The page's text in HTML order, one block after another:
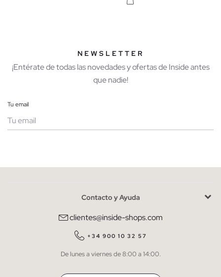
NEWSLETTER
¡Entérate de todas las novedades y ofertas de Inside antes
que nadie!
Tu email
He leído y entiendo lapolítica de privacidad
QUIERO SUSCRIBIRME
* Puedes cancelar la suscripción en cualquier momento.
Contacto y Ayuda
clientes@inside-shops.com
+34 900 10 32 57
De lunes a viernes de 8:00 a 14:00.